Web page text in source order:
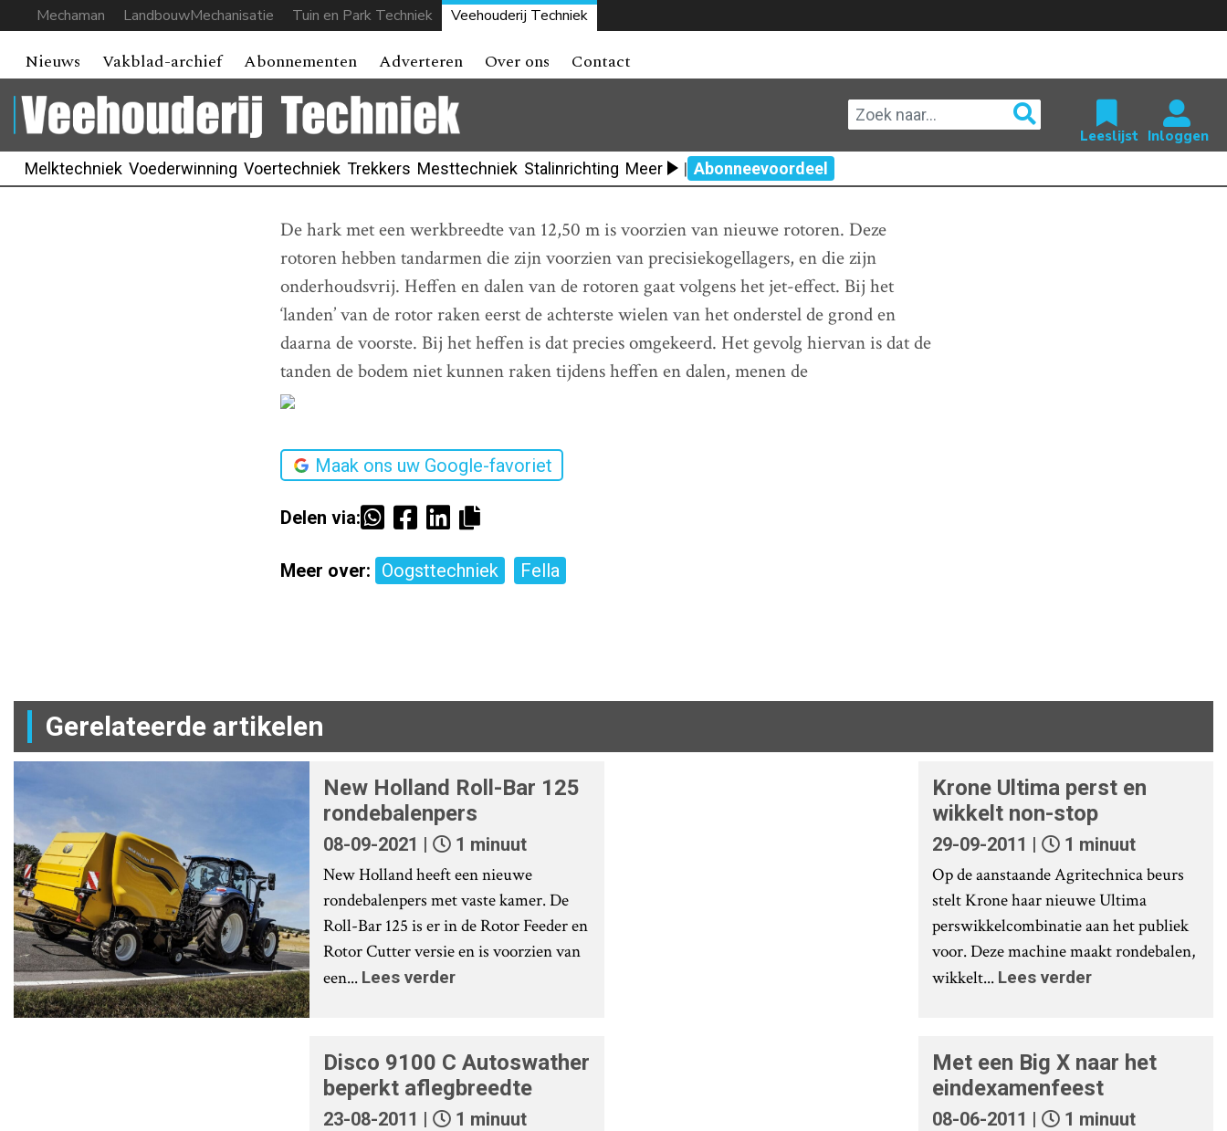
Mechaman LandbouwMechanisatie Tuin en Park Techniek Veehouderij Techniek
Nieuws Vakblad-archief Abonnementen Adverteren Over ons Contact
Melktechniek Voederwinning Voertechniek Trekkers Mesttechniek Stalinrichting Meer | Abonneevoordeel
De hark met een werkbreedte van 12,50 m is voorzien van nieuwe rotoren. Deze
rotoren hebben tandarmen die zijn voorzien van precisiekogellagers, en die zijn
onderhoudsvrij. Heffen en dalen van de rotoren gaat volgens het jet-effect. Bij het
‘landen’ van de rotor raken eerst de achterste wielen van het onderstel de grond en
daarna de voorste. Bij het heffen is dat precies omgekeerd. Het gevolg hiervan is dat de
tanden de bodem niet kunnen raken tijdens heffen en dalen, menen de
Maak ons uw Google-favoriet
Delen via:
Meer over: Oogsttechniek Fella
Gerelateerde artikelen
New Holland Roll-Bar 125
rondebalenpers
08-09-2021 | 1 minuut
New Holland heeft een nieuwe
rondebalenpers met vaste kamer. De
Roll-Bar 125 is er in de Rotor Feeder en
Rotor Cutter versie en is voorzien van
een... Lees verder
Krone Ultima perst en
wikkelt non-stop
29-09-2011 | 1 minuut
Op de aanstaande Agritechnica beurs
stelt Krone haar nieuwe Ultima
perswikkelcombinatie aan het publiek
voor. Deze machine maakt rondebalen,
wikkelt... Lees verder
Disco 9100 C Autoswather
beperkt aflegbreedte
23-08-2011 | 1 minuut
Met een Big X naar het
eindexamenfeest
08-06-2011 | 1 minuut